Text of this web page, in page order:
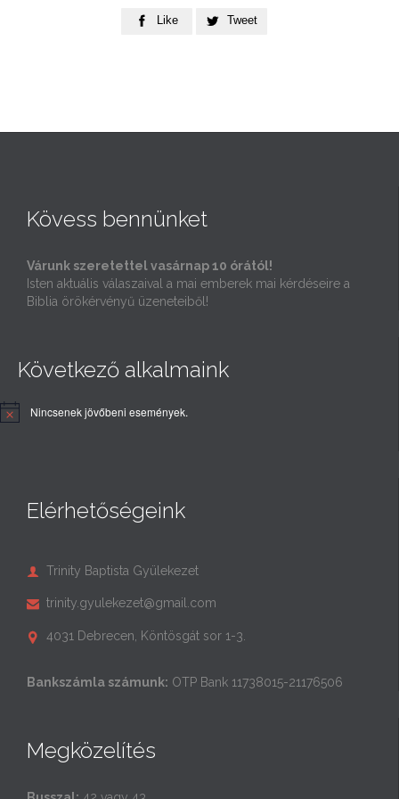
 Like  Tweet
Kövess bennünket
Várunk szeretettel vasárnap 10 órától!
Isten aktuális válaszaival a mai emberek mai kérdéseire a
Biblia örökérvényű üzeneteiből!
Következő alkalmaink
Nincsenek jövőbeni események.
Elérhetőségeink
 Trinity Baptista Gyülekezet
 trinity.gyulekezet@gmail.com
 4031 Debrecen, Köntösgát sor 1-3.
Bankszámla számunk: OTP Bank 11738015-21176506
Megközelítés